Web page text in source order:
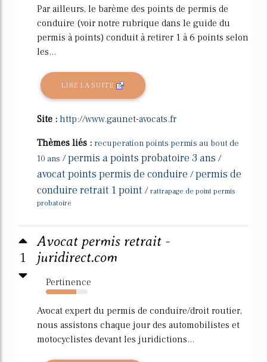
Par ailleurs, le barème des points de permis de
conduire (voir notre rubrique dans le guide du
permis à points) conduit à retirer 1 à 6 points selon
les...
LIRE LA SUITE
Site : http://www.gaunet-avocats.fr
Thèmes liés : recuperation points permis au bout de
10 ans /permis a points probatoire 3 ans /
avocat points permis de conduire /permis de
conduire retrait 1 point / rattrapage de point permis
probatoire
1
Avocat permis retrait -
juridirect.com
Pertinence
73%
Avocat expert du permis de conduire/droit routier,
nous assistons chaque jour des automobilistes et
motocyclistes devant les juridictions...